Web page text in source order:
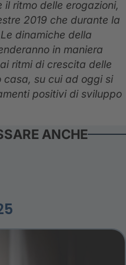
ritmo delle erogazioni,
2019 che durante la
dinamiche della
in maniera
ritmi di crescita delle
casa, su cui ad oggi si
positivi di sviluppo
ANCHE